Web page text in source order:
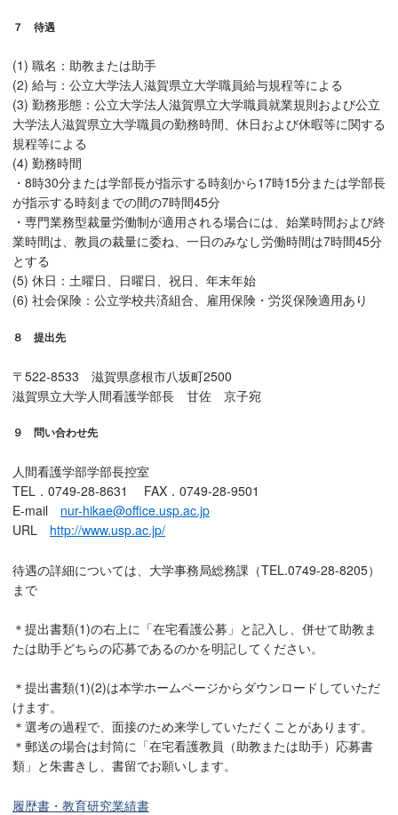
７ 待遇
(1) 職名：助教または助手
(2) 給与：公立大学法人滋賀県立大学職員給与規程等による
(3) 勤務形態：公立大学法人滋賀県立大学職員就業規則および公立
大学法人滋賀県立大学職員の勤務時間、休日および休暇等に関する
規程等による
(4) 勤務時間
・8時30分または学部長が指示する時刻から17時15分または学部長
が指示する時刻までの間の7時間45分
・専門業務型裁量労働制が適用される場合には、始業時間および終
業時間は、教員の裁量に委ね、一日のみなし労働時間は7時間45分
とする
(5) 休日：土曜日、日曜日、祝日、年末年始
(6) 社会保険：公立学校共済組合、雇用保険・労災保険適用あり
８ 提出先
〒522-8533 滋賀県彦根市八坂町2500
滋賀県立大学人間看護学部長 甘佐 京子宛
９ 問い合わせ先
人間看護学部学部長控室
TEL．0749-28-8631 FAX．0749-28-9501
E-mail nur-hikae@office.usp.ac.jp
URL http://www.usp.ac.jp/
待遇の詳細については、大学事務局総務課（TEL.0749-28-8205）
まで
＊提出書類(1)の右上に「在宅看護公募」と記入し、併せて助教ま
たは助手どちらの応募であるのかを明記してください。
＊提出書類(1)(2)は本学ホームページからダウンロードしていただ
けます。
＊選考の過程で、面接のため来学していただくことがあります。
＊郵送の場合は封筒に「在宅看護教員（助教または助手）応募書
類」と朱書きし、書留でお願いします。
履歴書・教育研究業績書